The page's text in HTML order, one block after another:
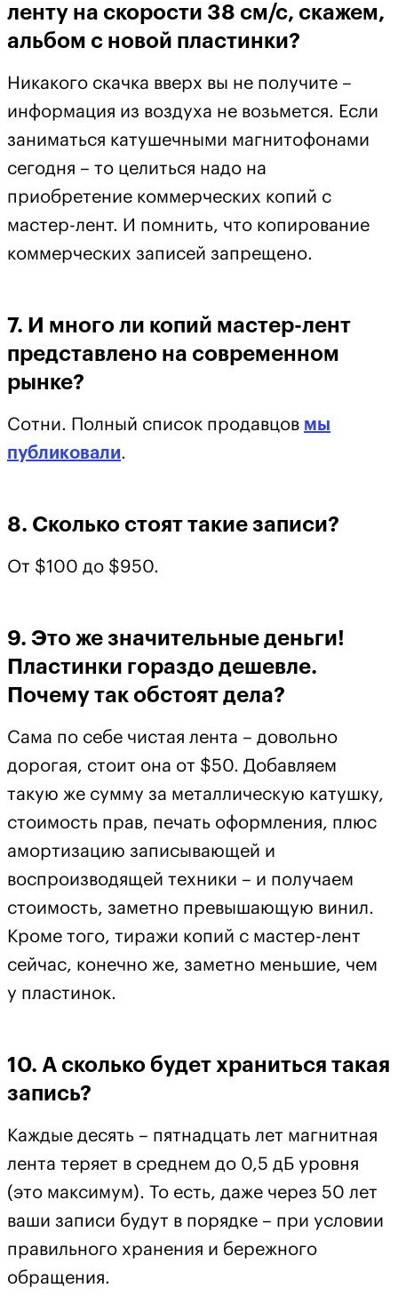
ленту на скорости 38 см/с, скажем,
альбом с новой пластинки?
Никакого скачка вверх вы не получите –
информация из воздуха не возьмется. Если
заниматься катушечными магнитофонами
сегодня – то целиться надо на
приобретение коммерческих копий с
мастер-лент. И помнить, что копирование
коммерческих записей запрещено.
7. И много ли копий мастер-лент
представлено на современном
рынке?
Сотни. Полный список продавцов мы
публиковали.
8. Сколько стоят такие записи?
От $100 до $950.
9. Это же значительные деньги!
Пластинки гораздо дешевле.
Почему так обстоят дела?
Сама по себе чистая лента – довольно
дорогая, стоит она от $50. Добавляем
такую же сумму за металлическую катушку,
стоимость прав, печать оформления, плюс
амортизацию записывающей и
воспроизводящей техники – и получаем
стоимость, заметно превышающую винил.
Кроме того, тиражи копий с мастер-лент
сейчас, конечно же, заметно меньшие, чем
у пластинок.
10. А сколько будет храниться такая
запись?
Каждые десять – пятнадцать лет магнитная
лента теряет в среднем до 0,5 дБ уровня
(это максимум). То есть, даже через 50 лет
ваши записи будут в порядке – при условии
правильного хранения и бережного
обращения.